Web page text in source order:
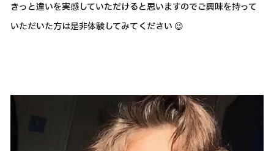
きっと違いを実感していただけると思いますのでご興味を持って
いただいた方は是非体験してみてください 😉